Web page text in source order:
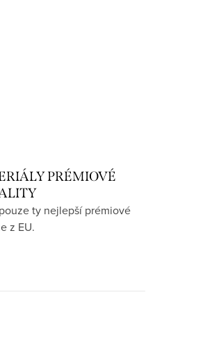
PRÉMIOVÉ
ty nejlepší prémiové
z EU.